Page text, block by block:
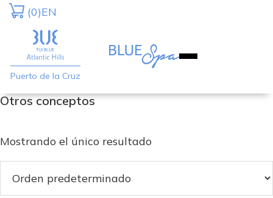
Saltar
navegación
principal
Saltar
contenido
principal
(0)EN
Puerto de la Cruz
Otros conceptos
Mostrando el único resultado